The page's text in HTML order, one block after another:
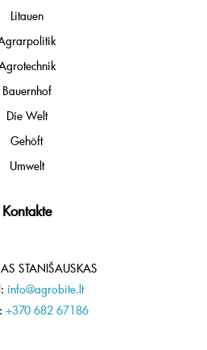
Litauen
Bauernhof
Die Welt
Gehöft
Umwelt
Kontakte
STANIŠAUSKAS
info@agrobite.lt
+370 682 67186